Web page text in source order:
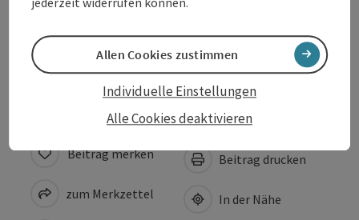
Anreise/Lage
Barrierefreiheit
Beitrag merken
zum Merkzettel
Beitrag drucken
In der Nähe
Alle Cookies deaktivieren
Individuelle Einstellungen
Allen Cookies zustimmen